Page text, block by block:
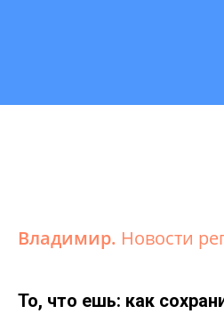
Владимир. Новости
То, что ешь: как